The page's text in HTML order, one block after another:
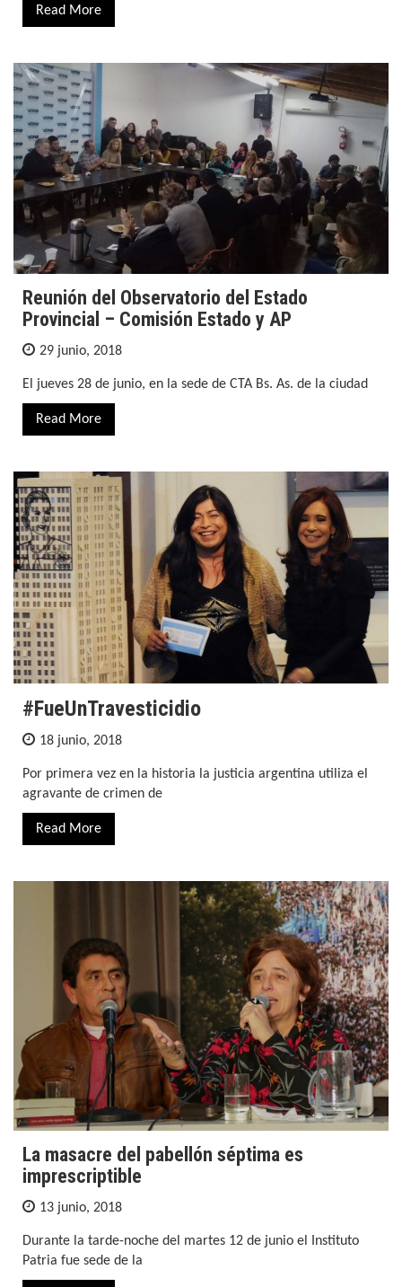
Read More
Reunión del Observatorio del Estado
Provincial – Comisión Estado y AP
29 junio, 2018
El jueves 28 de junio, en la sede de CTA Bs. As. de la ciudad
Read More
#FueUnTravesticidio
18 junio, 2018
Por primera vez en la historia la justicia argentina utiliza el
agravante de crimen de
Read More
La masacre del pabellón séptima es
imprescriptible
13 junio, 2018
Durante la tarde-noche del martes 12 de junio el Instituto
Patria fue sede de la